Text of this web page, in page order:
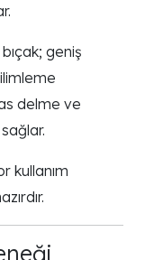
geniş
delme ve
kullanım